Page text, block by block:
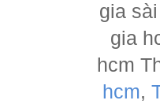
gia
gia
hcm
hcm,